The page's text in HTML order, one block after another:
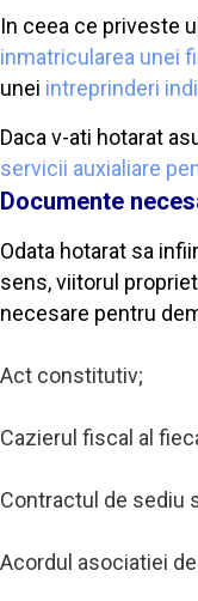
In ceea ce priveste
inmatricularea unei
unei intreprinderi
Daca v-ati hotarat
servicii auxialiare
Documente
Odata hotarat sa
sens, viitorul
necesare pentru
Act constitutiv;
Cazierul fiscal al
Contractul de sediu
Acordul asociatiei